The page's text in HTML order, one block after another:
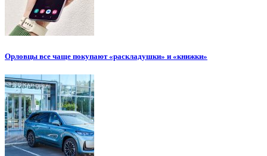
Орловцы все чаще покупают «раскладушки» и «книжки»